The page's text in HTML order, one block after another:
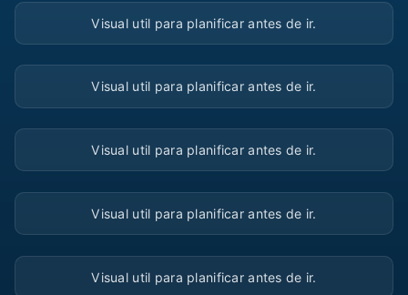
Visual util para planificar antes de ir.
▶
Visual util para planificar antes de ir.
▶
Visual util para planificar antes de ir.
▶
Visual util para planificar antes de ir.
▶
Visual util para planificar antes de ir.